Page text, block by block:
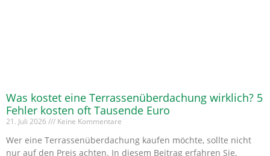
Was kostet eine Terrassenüberdachung wirklich? 5
Fehler kosten oft Tausende Euro
21. Juli 2026 Keine Kommentare
Wer eine Terrassenüberdachung kaufen möchte, sollte nicht
nur auf den Preis achten. In diesem Beitrag erfahren Sie,